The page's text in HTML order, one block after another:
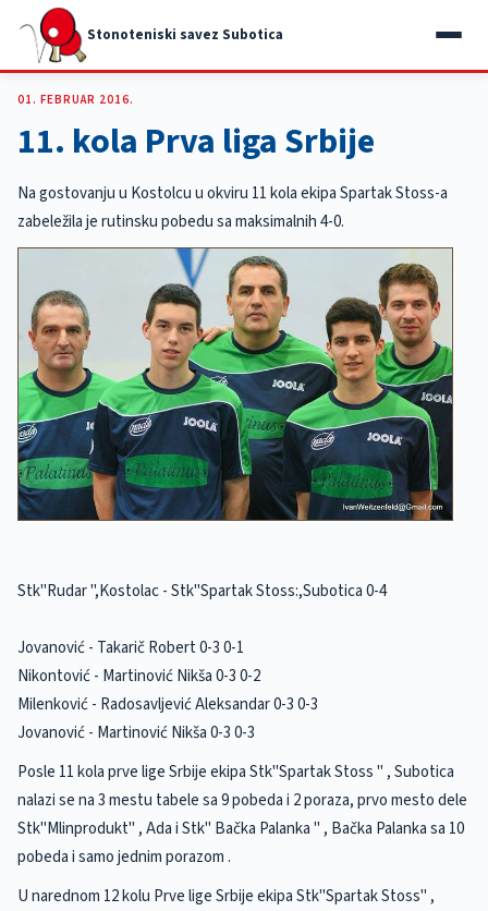
Stonoteniski savez Subotica
01. FEBRUAR 2016.
11. kola Prva liga Srbije
Na gostovanju u Kostolcu u okviru 11 kola ekipa Spartak Stoss-a
zabeležila je rutinsku pobedu sa maksimalnih 4-0.
Stk"Rudar ",Kostolac - Stk"Spartak Stoss:,Subotica 0-4
Jovanović - Takarič Robert 0-3 0-1
Nikontović - Martinović Nikša 0-3 0-2
Milenković - Radosavljević Aleksandar 0-3 0-3
Jovanović - Martinović Nikša 0-3 0-3
Posle 11 kola prve lige Srbije ekipa Stk"Spartak Stoss " , Subotica
nalazi se na 3 mestu tabele sa 9 pobeda i 2 poraza, prvo mesto dele
Stk"Mlinprodukt" , Ada i Stk" Bačka Palanka " , Bačka Palanka sa 10
pobeda i samo jednim porazom .
U narednom 12 kolu Prve lige Srbije ekipa Stk"Spartak Stoss" ,